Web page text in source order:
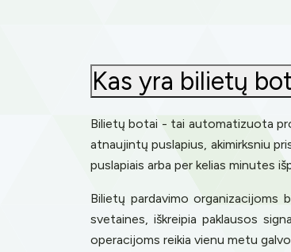
Kas yra bilietų
Bilietų botai - tai automatizuota
atnaujintų puslapius, akimirksniu
puslapiais arba per kelias minutes
Bilietų pardavimo organizacijoms
svetaines, iškreipia paklausos
operacijoms reikia vienu metu